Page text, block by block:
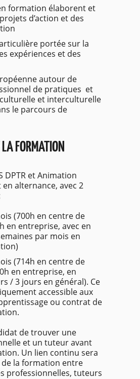
formation élaborent et
d’action et des
portée sur la
expériences et des
autour de
de pratiques et
et interculturelle
le parcours de
FORMATION
DPTR et Animation
alternance, avec 2
(700h en centre de
en entreprise, avec en
par mois en
(714h en centre de
en entreprise, en
/ 3 jours en général). Ce
accessible aux
ou contrat de
de trouver une
et un tuteur avant
Un lien continu sera
la formation entre
professionnelles, tuteurs